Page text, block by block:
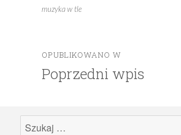
muzyka w tle
Nawigacja
wpisu
OPUBLIKOWANO W
Poprzedni wpis
Szukaj: